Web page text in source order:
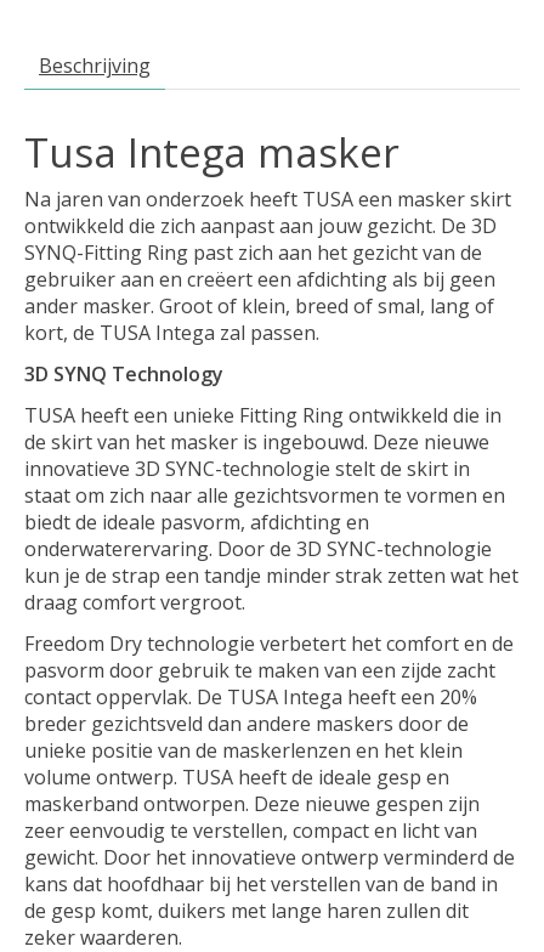
Beschrijving
Tusa Intega masker
Na jaren van onderzoek heeft TUSA een masker skirt
ontwikkeld die zich aanpast aan jouw gezicht. De 3D
SYNQ-Fitting Ring past zich aan het gezicht van de
gebruiker aan en creëert een afdichting als bij geen
ander masker. Groot of klein, breed of smal, lang of
kort, de TUSA Intega zal passen.
3D SYNQ Technology
TUSA heeft een unieke Fitting Ring ontwikkeld die in
de skirt van het masker is ingebouwd. Deze nieuwe
innovatieve 3D SYNC-technologie stelt de skirt in
staat om zich naar alle gezichtsvormen te vormen en
biedt de ideale pasvorm, afdichting en
onderwaterervaring. Door de 3D SYNC-technologie
kun je de strap een tandje minder strak zetten wat het
draag comfort vergroot.
Freedom Dry technologie verbetert het comfort en de
pasvorm door gebruik te maken van een zijde zacht
contact oppervlak. De TUSA Intega heeft een 20%
breder gezichtsveld dan andere maskers door de
unieke positie van de maskerlenzen en het klein
volume ontwerp. TUSA heeft de ideale gesp en
maskerband ontworpen. Deze nieuwe gespen zijn
zeer eenvoudig te verstellen, compact en licht van
gewicht. Door het innovatieve ontwerp verminderd de
kans dat hoofdhaar bij het verstellen van de band in
de gesp komt, duikers met lange haren zullen dit
zeker waarderen.